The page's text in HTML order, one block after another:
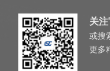
关
或搜
更多